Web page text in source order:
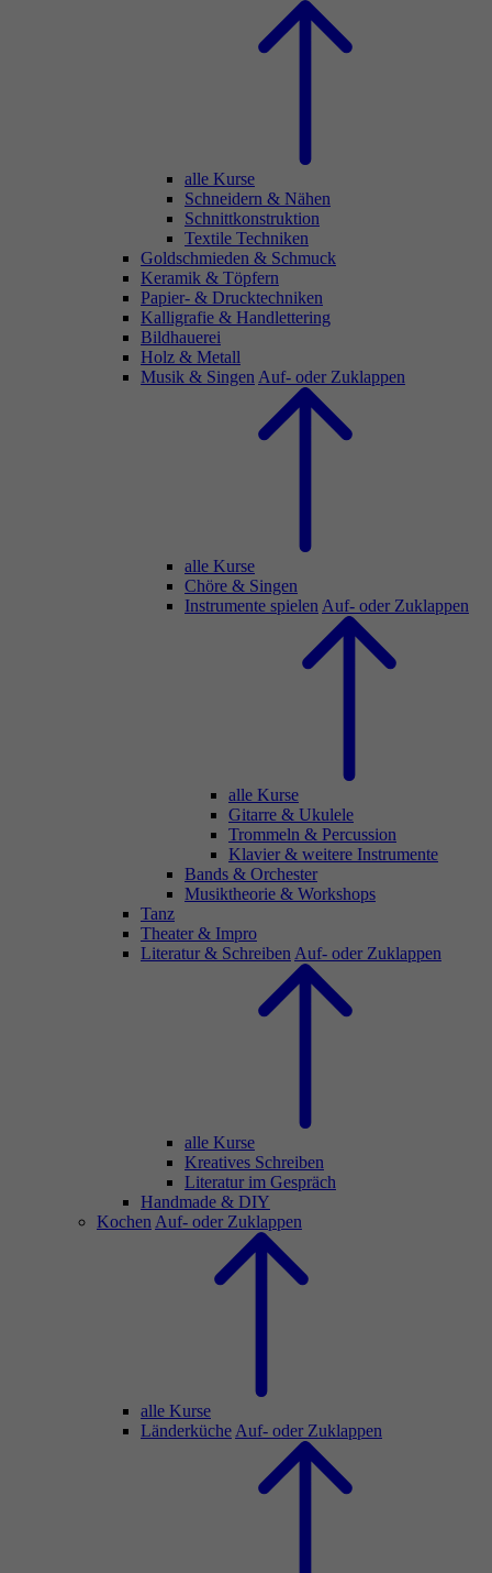
alle Kurse
Schneidern & Nähen
Schnittkonstruktion
Textile Techniken
Goldschmieden & Schmuck
Keramik & Töpfern
Papier- & Drucktechniken
Kalligrafie & Handlettering
Bildhauerei
Holz & Metall
Musik & Singen Auf- oder Zuklappen
alle Kurse
Chöre & Singen
Instrumente spielen Auf- oder Zuklappen
alle Kurse
Gitarre & Ukulele
Trommeln & Percussion
Klavier & weitere Instrumente
Bands & Orchester
Musiktheorie & Workshops
Tanz
Theater & Impro
Literatur & Schreiben Auf- oder Zuklappen
alle Kurse
Kreatives Schreiben
Literatur im Gespräch
Handmade & DIY
Kochen Auf- oder Zuklappen
alle Kurse
Länderküche Auf- oder Zuklappen